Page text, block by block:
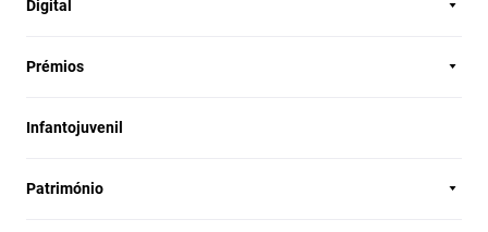
Digital
Prémios
Infantojuvenil
Património